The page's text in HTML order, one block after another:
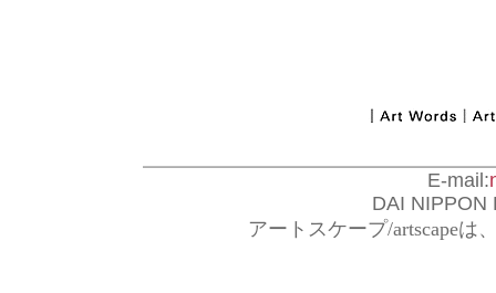
E-mail:
DAI NIPPON
アートスケープ/artscapeは